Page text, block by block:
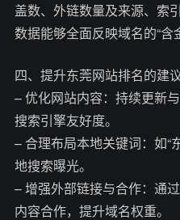
盖数、外链数量及来源、索
数据能够全面反映域名的“含
四、提升东莞网站排名的建
– 优化网站内容：持续更新
搜索引擎友好度。
– 合理布局本地关键词：如“
地搜索曝光。
– 增强外部链接与合作：通
内容合作，提升域名权重。